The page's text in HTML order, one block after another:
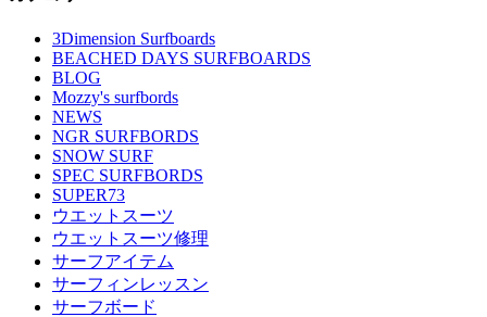
3Dimension Surfboards
BEACHED DAYS SURFBOARDS
BLOG
Mozzy's surfbords
NEWS
NGR SURFBORDS
SNOW SURF
SPEC SURFBORDS
SUPER73
ウエットスーツ
ウエットスーツ修理
サーフアイテム
サーフィンレッスン
サーフボード